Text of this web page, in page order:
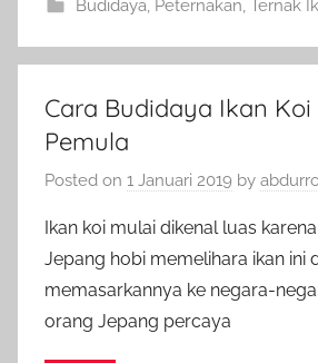
Budidaya Peternakan Ternak
Cara Budidaya Ikan Koi
Pemula
Posted on 1 Januari 2019 by
Ikan koi mulai dikenal luas
Jepang hobi memelihara ikan ini
memasarkannya ke negara-
orang Jepang percaya